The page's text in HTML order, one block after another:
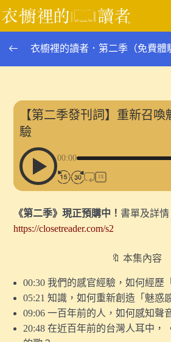
跳
至
內
12.如何重建二十世紀的嗅覺經驗？｜談
與奧斯威辛的焚屍爐
〖番外〗冷戰時代的台灣，為何劫走了
談《拒絕消失的波蘭》（下）
〖番外〗如果臺灣滅國了，你會如何記
11.作為一種觀看裝置的火車車窗｜談《
消失的波蘭》新書
〖番外〗人生最後記得的，為何是那些
兼談《空間詩學》
衣櫥裡的讀者．第二季（免費體
【第二季發刊詞】重新召
驗
00:00
1X
《第二季》現正預購中！ 書單及詳情
https://closetreader.com/s2
🔖 本集內容
00:30 我們的感官經驗，如何經歷
05:21 知識，如何重新創造「魅惑
09:06 一百年前的人，如何感知聲
20:48 在近百年前的台灣人耳中，